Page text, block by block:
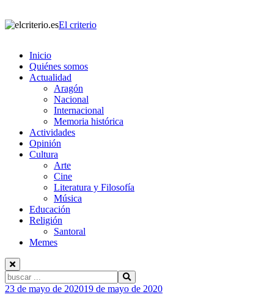
El criterio
Inicio
Quiénes somos
Actualidad
Aragón
Nacional
Internacional
Memoria histórica
Actividades
Opinión
Cultura
Arte
Cine
Literatura y Filosofía
Música
Educación
Religión
Santoral
Memes
Buscar:
Ir
23 de mayo de 202019 de mayo de 2020